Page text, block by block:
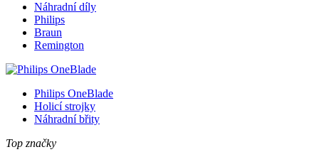
Náhradní díly
Philips
Braun
Remington
Philips OneBlade
Holicí strojky
Náhradní břity
Top značky